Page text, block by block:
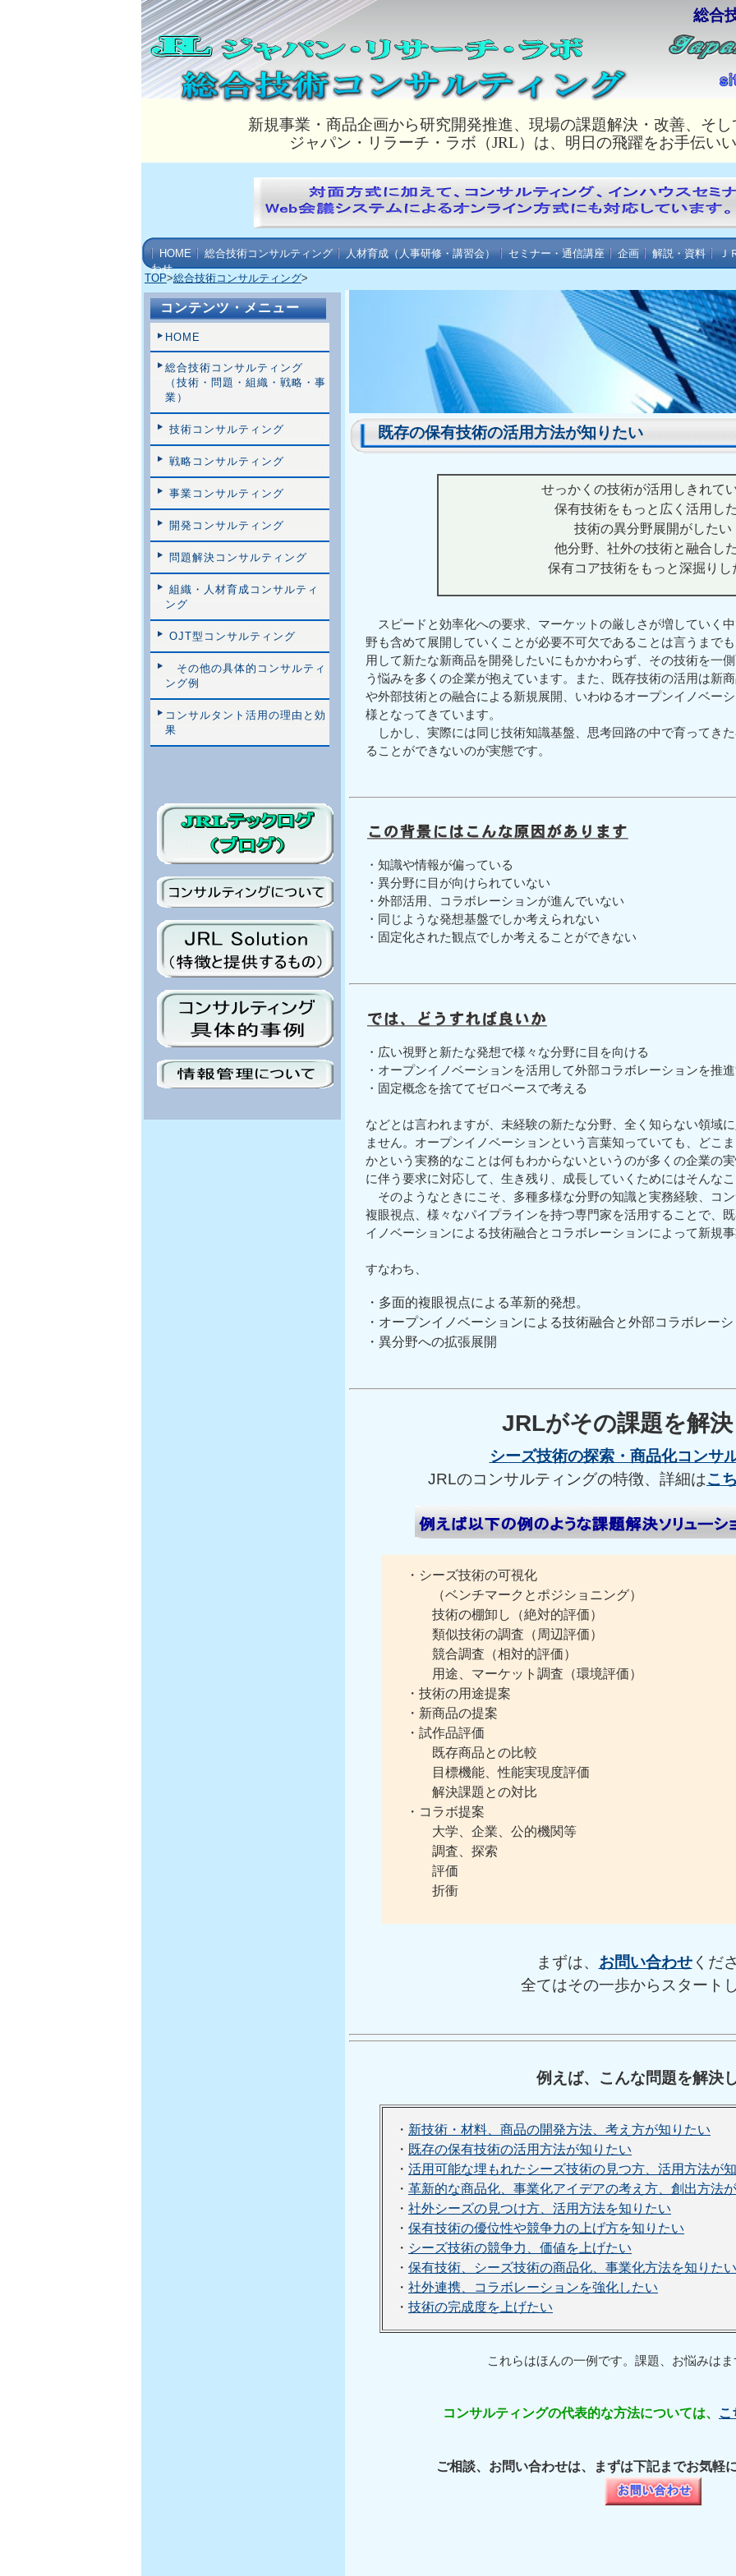
総合
新規事業・商品企画から研究開発推進、現場の課題解決・改善、そ
ジャパン・リラーチ・ラボ（JRL）は、明日の飛躍をお手伝い
HOME 総合技術コンサルティング 人材育成（人事研修・講習会） セミナー・通信講座 企画 解説・資料
Ｊ
わせ
TOP>総合技術コンサルティング>
既存の保有技術の活用方法が知りたい
せっかくの技術が活用しきれて
保有技術をもっと広く活用し
技術の異分野展開がしたい
他分野、社外の技術と融合し
保有コア技術をもっと深掘りし
スピードと効率化への要求、マーケットの厳しさが増していく
野も含めて展開していくことが必要不可欠であることは言うまで
用して新たな新商品を開発したいにもかかわらず、その技術を一
う悩みを多くの企業が抱えています。また、既存技術の活用は新
や外部技術との融合による新規展開、いわゆるオープンイノベー
様となってきています。
しかし、実際には同じ技術知識基盤、思考回路の中で育ってき
ることができないのが実態です。
・知識や情報が偏っている
・異分野に目が向けられていない
・外部活用、コラボレーションが進んでいない
・同じような発想基盤でしか考えられない
・固定化された観点でしか考えることができない
・広い視野と新たな発想で様々な分野に目を向ける
・オープンイノベーションを活用して外部コラボレーションを推
・固定概念を捨ててゼロベースで考える
などとは言われますが、未経験の新たな分野、全く知らない領域
ません。オープンイノベーションという言葉知っていても、どこ
かという実務的なことは何もわからないというのが多くの企業の
に伴う要求に対応して、生き残り、成長していくためにはそんな
そのようなときにこそ、多種多様な分野の知識と実務経験、コ
複眼視点、様々なパイプラインを持つ専門家を活用することで、
イノベーションによる技術融合とコラボレーションによって新規
すなわち、
・多面的複眼視点による革新的発想。
・オープンイノベーションによる技術融合と外部コラボレー
・異分野への拡張展開
JRLがその課題を解
シーズ技術の探索・商品化コンサ
JRLのコンサルティングの特徴、詳細はこ
・シーズ技術の可視化
（ベンチマークとポジショニング）
技術の棚卸し（絶対的評価）
類似技術の調査（周辺評価）
競合調査（相対的評価）
用途、マーケット調査（環境評価）
・技術の用途提案
・新商品の提案
・試作品評価
既存商品との比較
目標機能、性能実現度評価
解決課題との対比
・コラボ提案
大学、企業、公的機関等
調査、探索
評価
折衝
まずは、 お問い合わせくだ
全てはその一歩からスタート
例えば、こんな問題を解決
・ 新技術・材料、商品の開発方法、考え方が知りたい
・ 既存の保有技術の活用方法が知りたい
・ 活用可能な埋もれたシーズ技術の見つ方、活用方法が
・ 革新的な商品化、事業化アイデアの考え方、創出方法
・ 社外シーズの見つけ方、活用方法を知りたい
・ 保有技術の優位性や競争力の上げ方を知りたい
・ シーズ技術の競争力、価値を上げたい
・ 保有技術、シーズ技術の商品化、事業化方法を知りたい
・ 社外連携、コラボレーションを強化したい
・ 技術の完成度を上げたい
これらはほんの一例です。課題、お悩みはま
コンサルティングの代表的な方法については、 こ
ご相談、お問い合わせは、まずは下記までお気軽
コンテンツ・メニュー
HOME
総合技術コンサルティング
（技術・問題・組織・戦略・事
業）
技術コンサルティング
戦略コンサルティング
事業コンサルティング
開発コンサルティング
問題解決コンサルティング
組織・人材育成コンサルティ
ング
OJT型コンサルティング
その他の具体的コンサルティ
ング例
コンサルタント活用の理由と効
果